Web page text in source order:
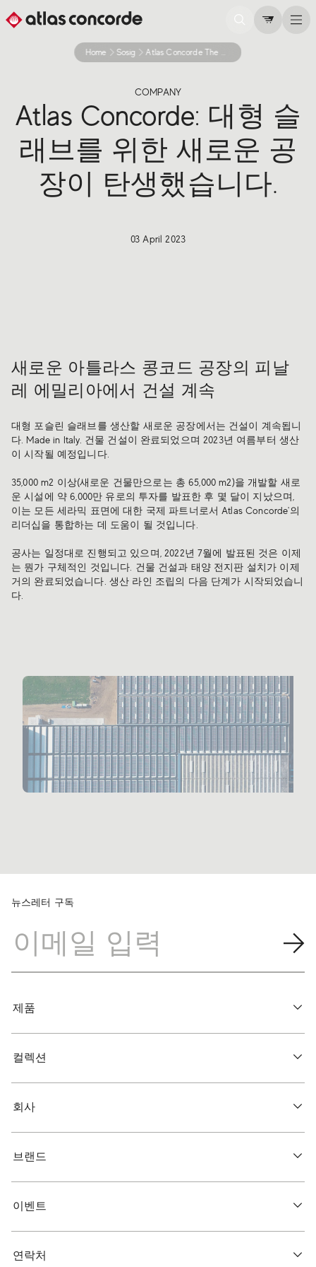
Home Sosig Atlas Concorde The New Plant For Large Slab Takes Shape
COMPANY
Atlas Concorde: 대형 슬
래브를 위한 새로운 공
장이 탄생했습니다.
03 April 2023
새로운 아틀라스 콩코드 공장의 피날
레 에밀리아에서 건설 계속
대형 포슬린 슬래브를 생산할 새로운 공장에서는 건설이 계속됩니
다. Made in Italy. 건물 건설이 완료되었으며 2023년 여름부터 생산
이 시작될 예정입니다.
35,000 m2 이상(새로운 건물만으로는 총 65,000 m2)을 개발할 새로
운 시설에 약 6,000만 유로의 투자를 발표한 후 몇 달이 지났으며,
이는 모든 세라믹 표면에 대한 국제 파트너로서 Atlas Concorde'의
리더십을 통합하는 데 도움이 될 것입니다.
공사는 일정대로 진행되고 있으며, 2022년 7월에 발표된 것은 이제
는 뭔가 구체적인 것입니다. 건물 건설과 태양 전지판 설치가 이제
거의 완료되었습니다. 생산 라인 조립의 다음 단계가 시작되었습니
다.
뉴스레터 구독
제품
컬렉션
회사
브랜드
이벤트
연락처